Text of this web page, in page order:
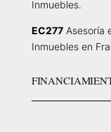
Inmuebles.
EC277Asesoría
Inmuebles en